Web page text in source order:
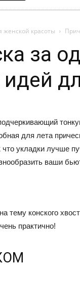
женской красоты
за
идей
для лета
что укладки лучше
ваши
тему конского
практично!